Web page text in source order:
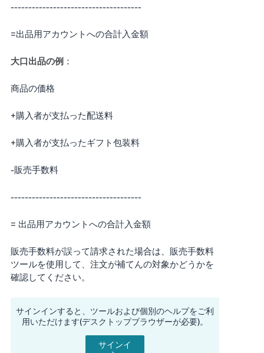
-------------------------------------
=出品用アカウントへの合計入金額
大口出品の例：
商品の価格
+購入者が支払った配送料
+購入者が支払ったギフト包装料
-販売手数料
-------------------------------------
= 出品用アカウントへの合計入金額
販売手数料が誤って請求された場合は、販売手数料
ツールを使用して、注文が補てんの対象かどうかを
確認してください。
サインインすると、ツールおよび個別のヘルプをご利
用いただけます(デスクトップブラウザーが必要)。